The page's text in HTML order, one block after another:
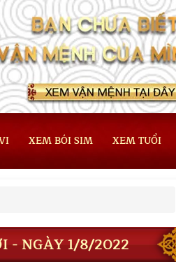
XEM BÓI SIM XEM TUỔI
- NGÀY 1/8/2022